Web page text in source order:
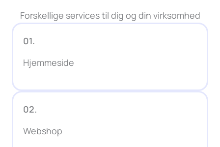
Forskellige services til dig og din virksomhed
01.
Hjemmeside
02.
Webshop